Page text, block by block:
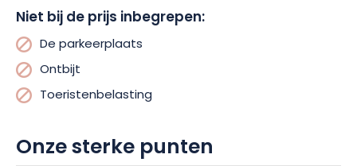
het ibis Strasbourg Centre Gare en geniet van een praktische
en vriendelijke ervaring.
Niet bij de prijs inbegrepen:
De parkeerplaats
Ontbijt
Toeristenbelasting
Onze sterke punten